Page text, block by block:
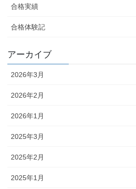
合格実績
合格体験記
アーカイブ
2026年3月
2026年2月
2026年1月
2025年3月
2025年2月
2025年1月